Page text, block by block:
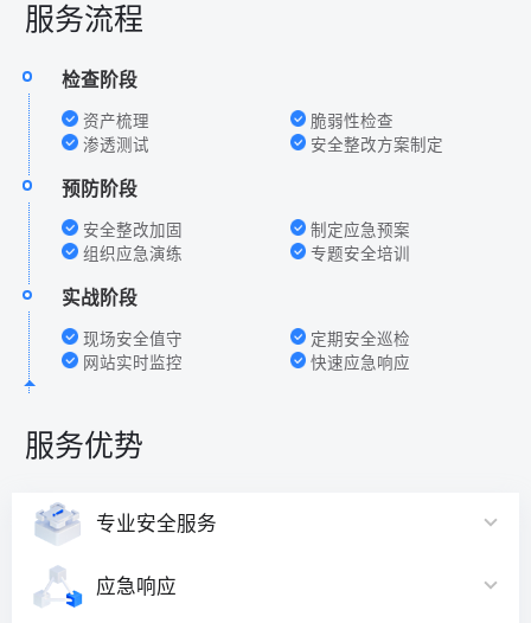
服务流程
检查阶段
资产梳理
脆弱性检查
渗透测试
安全整改方案制定
预防阶段
安全整改加固
制定应急预案
组织应急演练
专题安全培训
实战阶段
现场安全值守
定期安全巡检
网站实时监控
快速应急响应
服务优势
专业安全服务
应急响应